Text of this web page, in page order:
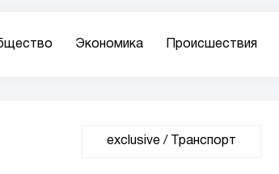
Экономика Происшествия
exclusive / Транспорт